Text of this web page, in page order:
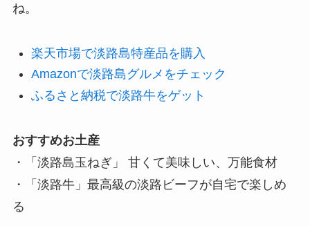
ね。
楽天市場で淡路島特産品を購入
Amazonで淡路島グルメをチェック
ふるさと納税で淡路牛をゲット
おすすめお土産
・「淡路島玉ねぎ」 甘くて美味しい、万能食材
・「淡路牛」最高級の淡路ビーフが自宅で楽しめ
る